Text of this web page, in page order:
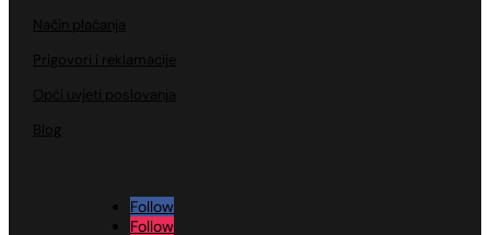
Način plaćanja
Prigovori i reklamacije
Opći uvjeti poslovanja
Blog
Follow
Follow